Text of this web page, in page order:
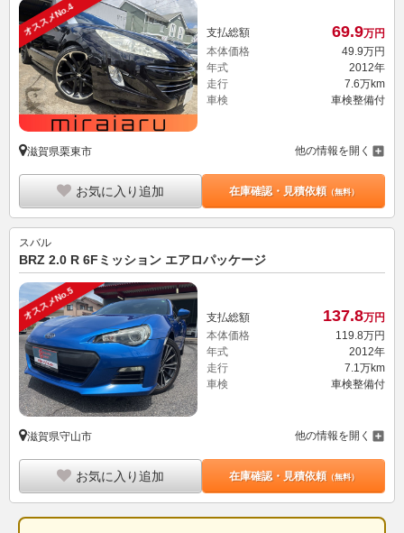
オススメNo.4 支払総額 69.9万円
本体価格
49. 9万円
年式
2012年
走行
7.6万km
車検
車検整備付
滋賀県栗東市 他の情報を開く
お気に入り追加 在庫確認・見積依頼（無料）
スバル
BRZ 2.0 R 6Fミッション エアロパッケージ
オススメNo.5 支払総額 137.8万円
本体価格
119.8万円
年式
2012年
走行
7.1万km
車検
車検整備付
滋賀県守山市 他の情報を開く
お気に入り追加 在庫確認・見積依頼（無料）